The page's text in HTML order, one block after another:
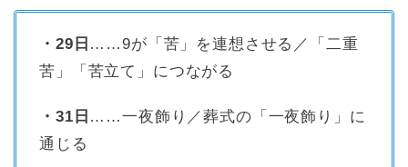
・29日 ……9が「苦」を連想させる／「二重
苦」「苦立て」につながる
・31日 ……一夜飾り／葬式の「一夜飾り」に
通じる